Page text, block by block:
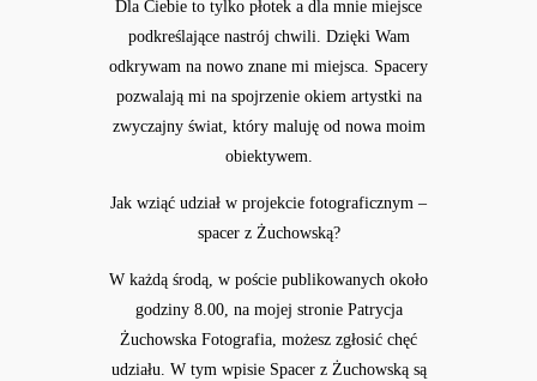
Dla Ciebie to tylko płotek a dla mnie miejsce
podkreślające nastrój chwili. Dzięki Wam
odkrywam na nowo znane mi miejsca. Spacery
pozwalają mi na spojrzenie okiem artystki na
zwyczajny świat, który maluję od nowa moim
obiektywem.
Jak wziąć udział w projekcie fotograficznym –
spacer z Żuchowską?
W każdą środą, w poście publikowanych około
godziny 8.00, na mojej stronie Patrycja
Żuchowska Fotografia, możesz zgłosić chęć
udziału. W tym wpisie Spacer z Żuchowskąsą